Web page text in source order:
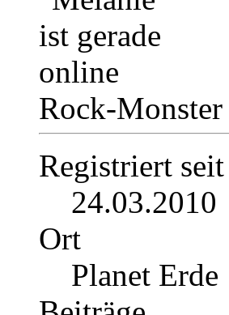
Rock-Monster
Registriert seit
24.03.2010
Ort
Planet Erde